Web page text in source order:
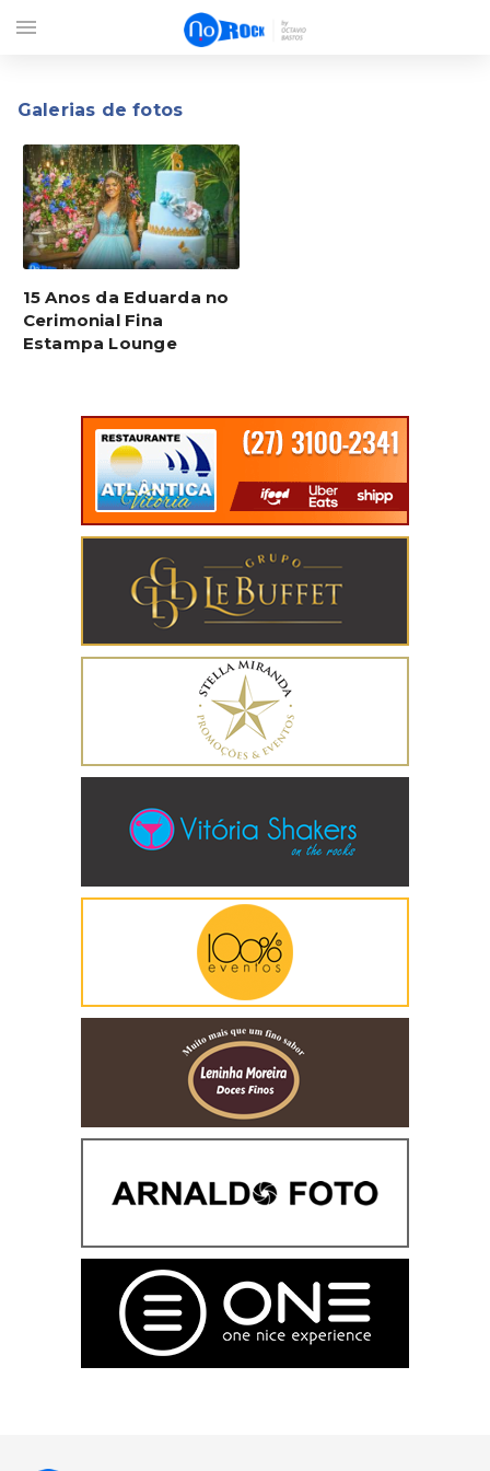
Galerias de fotos
15 Anos da Eduarda no
Cerimonial Fina
Estampa Lounge
menu